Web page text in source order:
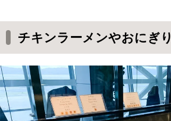
チキンラーメンやおにぎり